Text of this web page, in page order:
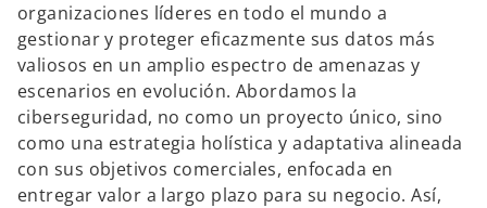
organizaciones líderes en todo el mundo a
gestionar y proteger eficazmente sus datos más
valiosos en un amplio espectro de amenazas y
escenarios en evolución. Abordamos la
ciberseguridad, no como un proyecto único, sino
como una estrategia holística y adaptativa alineada
con sus objetivos comerciales, enfocada en
entregar valor a largo plazo para su negocio. Así,